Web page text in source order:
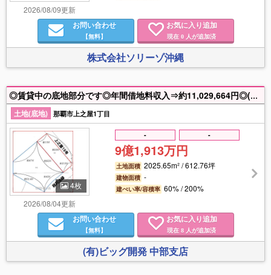
2026/08/09更新
お問い合わせ
【無料】
お気に入り追加
現在 0 人が追加済
株式会社ソリーゾ沖縄
◎賃貸中の底地部分です◎年間借地料収入⇒約11,029,664円◎(赤枠)は単独所有1184.31㎡。(青枠)は持分のみ⇒全体の8分の2が持分841.34㎡。詳細は担当までお気軽にお問い合わせ下さい★(有)ビッグ開発中部支店☎098-983-9600
土地(底地) 那覇市上之屋1丁目
4枚
2026/08/04更新
- -
9億1,913万円
土地面積 2025.65m² / 612.76坪
建物面積 -
建ぺい率/容積率 60% / 200%
お問い合わせ
【無料】
お気に入り追加
現在 8 人が追加済
(有)ビッグ開発 中部支店